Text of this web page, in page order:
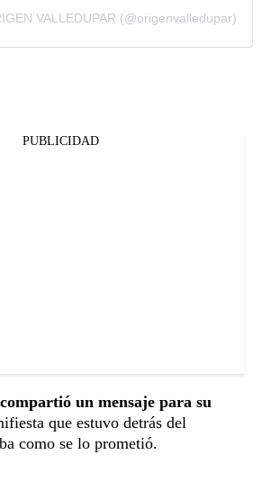
VALLEDUPAR (@origenvalledupar)
PUBLICIDAD
compartió un mensaje para su
que estuvo detrás del
como se lo prometió.